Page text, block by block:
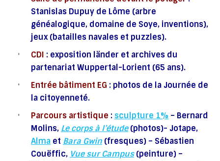
Stanislas Dupuy de Lôme (arbre
généalogique, domaine de Soye, inventions),
jeux (batailles navales et puzzles).
CDI : exposition länder et archives du
partenariat Wuppertal-Lorient (65 ans).
Entrée bâtiment EG : photos de la Journée de
la citoyenneté.
Parcours artistique : sculpture 1% – Bernard
Molins, Le corps à l’étude(photos)- Jotape,
Alma et Bara Gwin (fresques) – Sébastien
Couëffic, Vue sur Campus(peinture) –